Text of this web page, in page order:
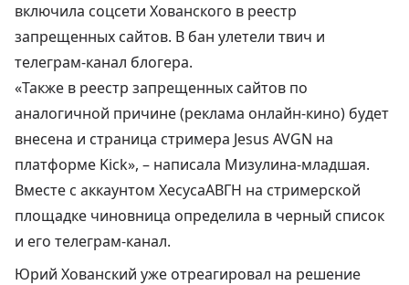
включила соцсети Хованского в реестр
запрещенных сайтов. В бан улетели твич и
телеграм-канал блогера.
«Также в реестр запрещенных сайтов по
аналогичной причине (реклама онлайн-кино) будет
внесена и страница стримера Jesus AVGN на
платформе Kick», – написала Мизулина-младшая.
Вместе с аккаунтом ХесусаАВГН на стримерской
площадке чиновница определила в черный список
и его телеграм-канал.
Юрий Хованский уже отреагировал на решение